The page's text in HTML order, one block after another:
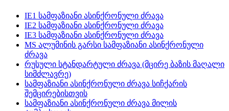
IE1 სამფაზიანი ასინქრონული ძრავა
IE2 სამფაზიანი ასინქრონული ძრავა
IE3 სამფაზიანი ასინქრონული ძრავა
MS ალუმინის გარსი სამფაზიანი ასინქრონული
ძრავა
რუსული სტანდარტული ძრავა (მცირე ბაზის მაღალი
სიმძლავრე)
სამფაზიანი ასინქრონული ძრავა სიჩქარის
შემცირებისთვის
სამფაზიანი ასინქრონული ძრავა მილის